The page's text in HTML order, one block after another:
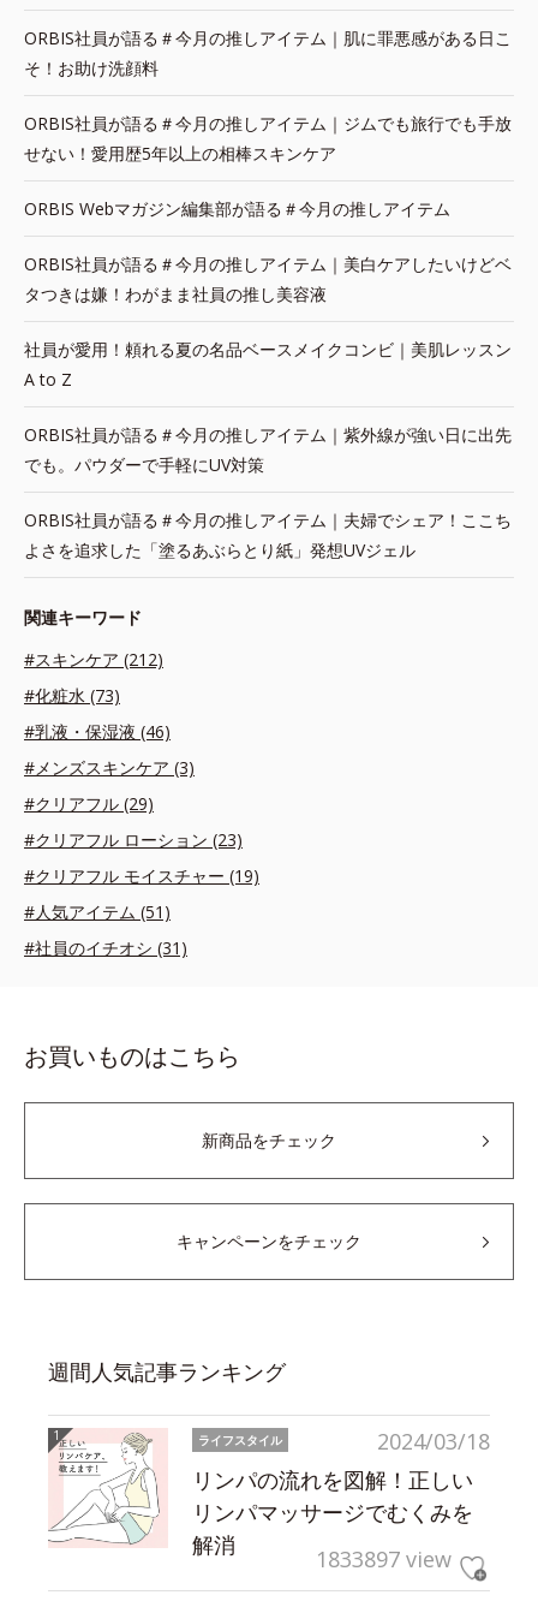
ORBIS社員が語る＃今月の推しアイテム｜肌に罪悪感がある日こ
そ！お助け洗顔料
ORBIS社員が語る＃今月の推しアイテム｜ジムでも旅行でも手放
せない！愛用歴5年以上の相棒スキンケア
ORBIS Webマガジン編集部が語る＃今月の推しアイテム
ORBIS社員が語る＃今月の推しアイテム｜美白ケアしたいけどベ
タつきは嫌！わがまま社員の推し美容液
社員が愛用！頼れる夏の名品ベースメイクコンビ｜美肌レッスン
A to Z
ORBIS社員が語る＃今月の推しアイテム｜紫外線が強い日に出先
でも。パウダーで手軽にUV対策
ORBIS社員が語る＃今月の推しアイテム｜夫婦でシェア！ここち
よさを追求した「塗るあぶらとり紙」発想UVジェル
関連キーワード
#スキンケア (212)
#化粧水 (73)
#乳液・保湿液 (46)
#メンズスキンケア (3)
#クリアフル (29)
#クリアフル ローション (23)
#クリアフル モイスチャー (19)
#人気アイテム (51)
#社員のイチオシ (31)
お買いものはこちら
新商品をチェック
キャンペーンをチェック
週間人気記事ランキング
2024/03/18
ライフスタイル
リンパの流れを図解！正しい
リンパマッサージでむくみを
解消
1833897 view